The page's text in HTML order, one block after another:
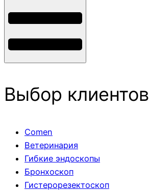
Выбор клиентов
Comen
Ветеринария
Гибкие эндоскопы
Бронхоскоп
Гистерорезектоскоп